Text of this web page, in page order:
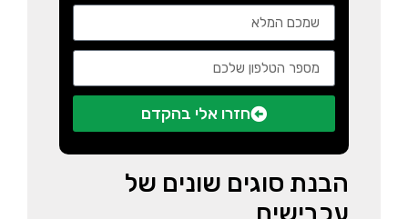
חזרו אלי בהקדם
הבנת סוגים שונים של